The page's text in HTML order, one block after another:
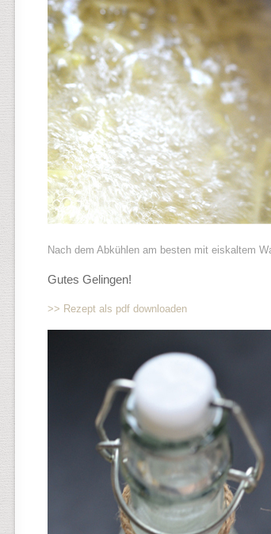
Nach dem Abkühlen am besten mit eiskaltem
Gutes Gelingen!
>> Rezept als pdf downloaden